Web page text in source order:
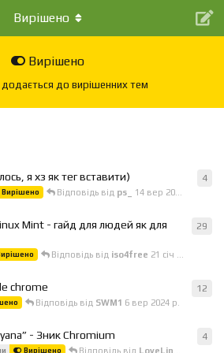
Вирішено
додається до вирішенних тем
Вирішено
я хз як тег вставити)
Вирішено Відповідь від ps_ 14 вер 2025 р.
4
Mint - гайд для людей як для
Відповідь від iso4free 21 січ 2025 р.
29
chrome
Відповідь від SWM1 6 вер 2024 р.
12
- Зник Chromium
Вирішено Відповідь від LoveLinux
4